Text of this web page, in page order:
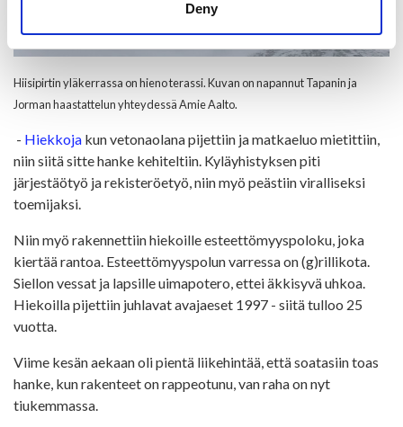
Deny
Hiisipirtin yläkerrassa on hieno terassi. Kuvan on napannut Tapanin ja
Jorman haastattelun yhteydessä Amie Aalto.
- Hiekkoja kun vetonaolana pijettiin ja matkaeluo mietittiin,
niin siitä sitte hanke kehiteltiin. Kyläyhistyksen piti
järjestäötyö ja rekisteröetyö, niin myö peästiin viralliseksi
toemijaksi.
Niin myö rakennettiin hiekoille esteettömyyspoloku, joka
kiertää rantoa. Esteettömyyspolun varressa on (g)rillikota.
Siellon vessat ja lapsille uimapotero, ettei äkkisyvä uhkoa.
Hiekoilla pijettiin juhlavat avajaeset 1997 - siitä tulloo 25
vuotta.
Viime kesän aekaan oli pientä liikehintää, että soatasiin toas
hanke, kun rakenteet on rappeotunu, van raha on nyt
tiukemmassa.